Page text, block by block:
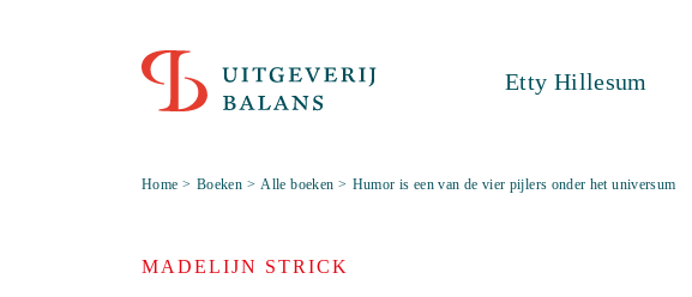
Etty Hillesum
Home > Boeken > Alle boeken > Humor is een van de vier pijlers onder het universum
MADELIJN STRICK